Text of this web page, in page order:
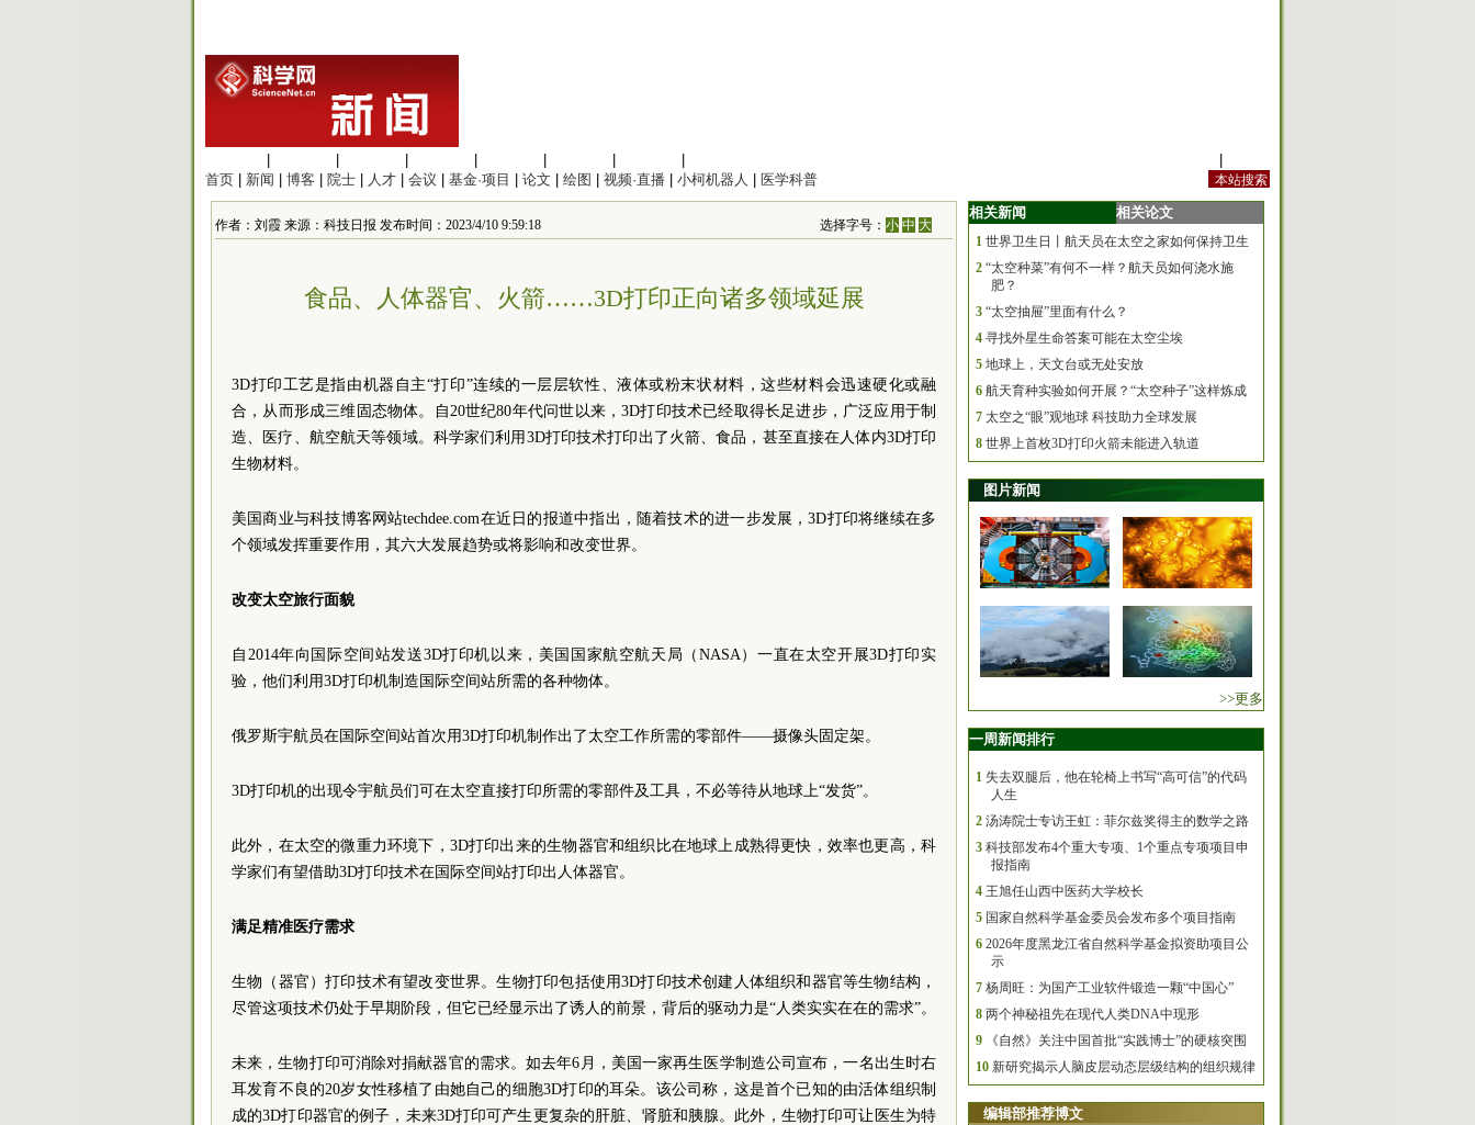
首页
新闻 博客 院士 人才 会议 基金·项目 论文 绘图 视频·直播 小柯机器人 医学科普
作者：刘霞 来源：科技日报 发布时间：2023/4/10 9:59:18 选择字号：小 中 大
食品、人体器官、火箭……3D打印正向诸多领域延展
3D打印工艺是指由机器自主“打印”连续的一层层软性、液体或粉末状材料，这些材料会迅速硬化或融
合，从而形成三维固态物体。自20世纪80年代问世以来，3D打印技术已经取得长足进步，广泛应用于制
造、医疗、航空航天等领域。科学家们利用3D打印技术打印出了火箭、食品，甚至直接在人体内3D打印
生物材料。
美国商业与科技博客网站techdee.com在近日的报道中指出，随着技术的进一步发展，3D打印将继续在多
个领域发挥重要作用，其六大发展趋势或将影响和改变世界。
改变太空旅行面貌
自2014年向国际空间站发送3D打印机以来，美国国家航空航天局（NASA）一直在太空开展3D打印实
验，他们利用3D打印机制造国际空间站所需的各种物体。
俄罗斯宇航员在国际空间站首次用3D打印机制作出了太空工作所需的零部件——摄像头固定架。
3D打印机的出现令宇航员们可在太空直接打印所需的零部件及工具，不必等待从地球上“发货”。
此外，在太空的微重力环境下，3D打印出来的生物器官和组织比在地球上成熟得更快，效率也更高，科
学家们有望借助3D打印技术在国际空间站打印出人体器官。
满足精准医疗需求
生物（器官）打印技术有望改变世界。生物打印包括使用3D打印技术创建人体组织和器官等生物结构，
尽管这项技术仍处于早期阶段，但它已经显示出了诱人的前景，背后的驱动力是“人类实实在在的需求”。
未来，生物打印可消除对捐献器官的需求。如去年6月，美国一家再生医学制造公司宣布，一名出生时右
耳发育不良的20岁女性移植了由她自己的细胞3D打印的耳朵。该公司称，这是首个已知的由活体组织制
成的3D打印器官的例子，未来3D打印可产生更复杂的肝脏、肾脏和胰腺。此外，生物打印可让医生为特
相关新闻 相关论文
1 世界卫生日丨航天员在太空之家如何保持卫生
2 “太空种菜”有何不一样？航天员如何浇水施
肥？
3 “太空抽屉”里面有什么？
4 寻找外星生命答案可能在太空尘埃
5 地球上，天文台或无处安放
6 航天育种实验如何开展？“太空种子”这样炼成
7 太空之“眼”观地球 科技助力全球发展
8 世界上首枚3D打印火箭未能进入轨道
图片新闻
>>更多
一周新闻排行
1 失去双腿后，他在轮椅上书写“高可信”的代码
人生
2 汤涛院士专访王虹：菲尔兹奖得主的数学之路
3 科技部发布4个重大专项、1个重点专项项目申
报指南
4 王旭任山西中医药大学校长
5 国家自然科学基金委员会发布多个项目指南
6 2026年度黑龙江省自然科学基金拟资助项目公
示
7 杨周旺：为国产工业软件锻造一颗“中国心”
8 两个神秘祖先在现代人类DNA中现形
9
《自然》关注中国首批“实践博士”的硬核突围
10 新研究揭示人脑皮层动态层级结构的组织规律
编辑部推荐博文